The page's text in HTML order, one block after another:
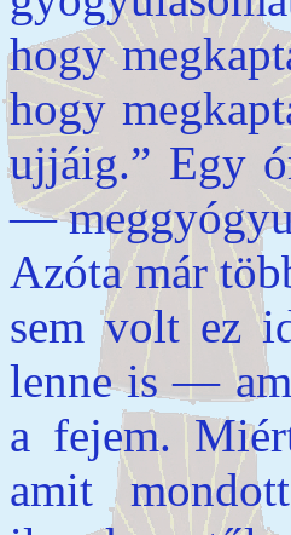
hogy
hogy
ujjáig.” Egy
—
Azóta már
sem volt ez
lenne is —
a fejem.
amit